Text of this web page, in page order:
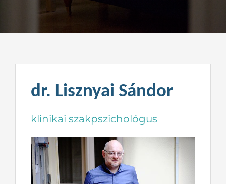
Kapcsolat
dr. Lisznyai Sándor
klinikai szakpszichológus